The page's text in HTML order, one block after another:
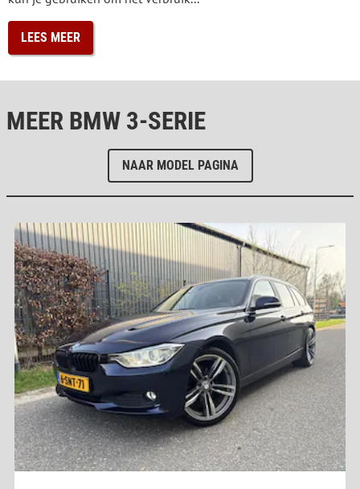
LEES MEER
MEER BMW 3-SERIE
NAAR MODEL PAGINA